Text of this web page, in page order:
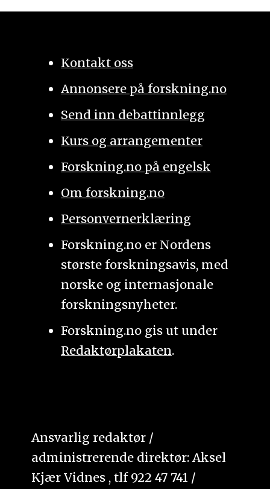
Kontakt oss
Annonsere på forskning.no
Send inn debattinnlegg
Kurs og arrangementer
Forskning.no på engelsk
Om forskning.no
Personvernerklæring
Forskning.no er Nordens
største forskningsavis, med
norske og internasjonale
forskningsnyheter.
Forskning.no gis ut under
Redaktørplakaten.
Ansvarlig redaktør /
administrerende direktør: Aksel
Kjær Vidnes , tlf 922 47 741 /